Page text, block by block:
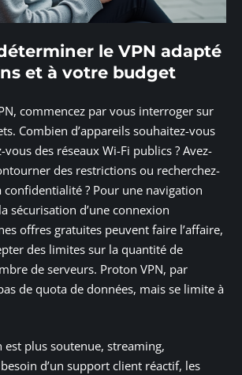
le VPN adapté
et à votre budget
commencez par vous interroger sur
Combien d’appareils souhaitez-vous
des réseaux Wi-Fi publics ? Avez-
des restrictions ou recherchez-
? Pour une navigation
sécurisation d’une connexion
offres gratuites peuvent faire l’affaire,
des limites sur la quantité de
de serveurs. Proton VPN, par
de quota de données, mais se limite à
plus soutenue, streaming,
d’un support client réactif, les